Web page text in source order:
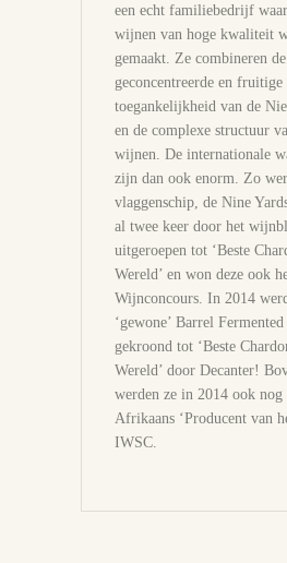
een echt familiebedrijf
wijnen van hoge kwaliteit
gemaakt. Ze combineren
geconcentreerde en fruitige
toegankelijkheid van de
en de complexe structuur
wijnen. De internationale
zijn dan ook enorm. Zo
vlaggenschip, de Nine
al twee keer door het
uitgeroepen tot ‘Beste
Wereld’ en won deze ook
Wijnconcours. In 2014
‘gewone’ Barrel
gekroond tot ‘Beste
Wereld’ door Decanter!
werden ze in 2014 ook
Afrikaans ‘Producent van
IWSC.